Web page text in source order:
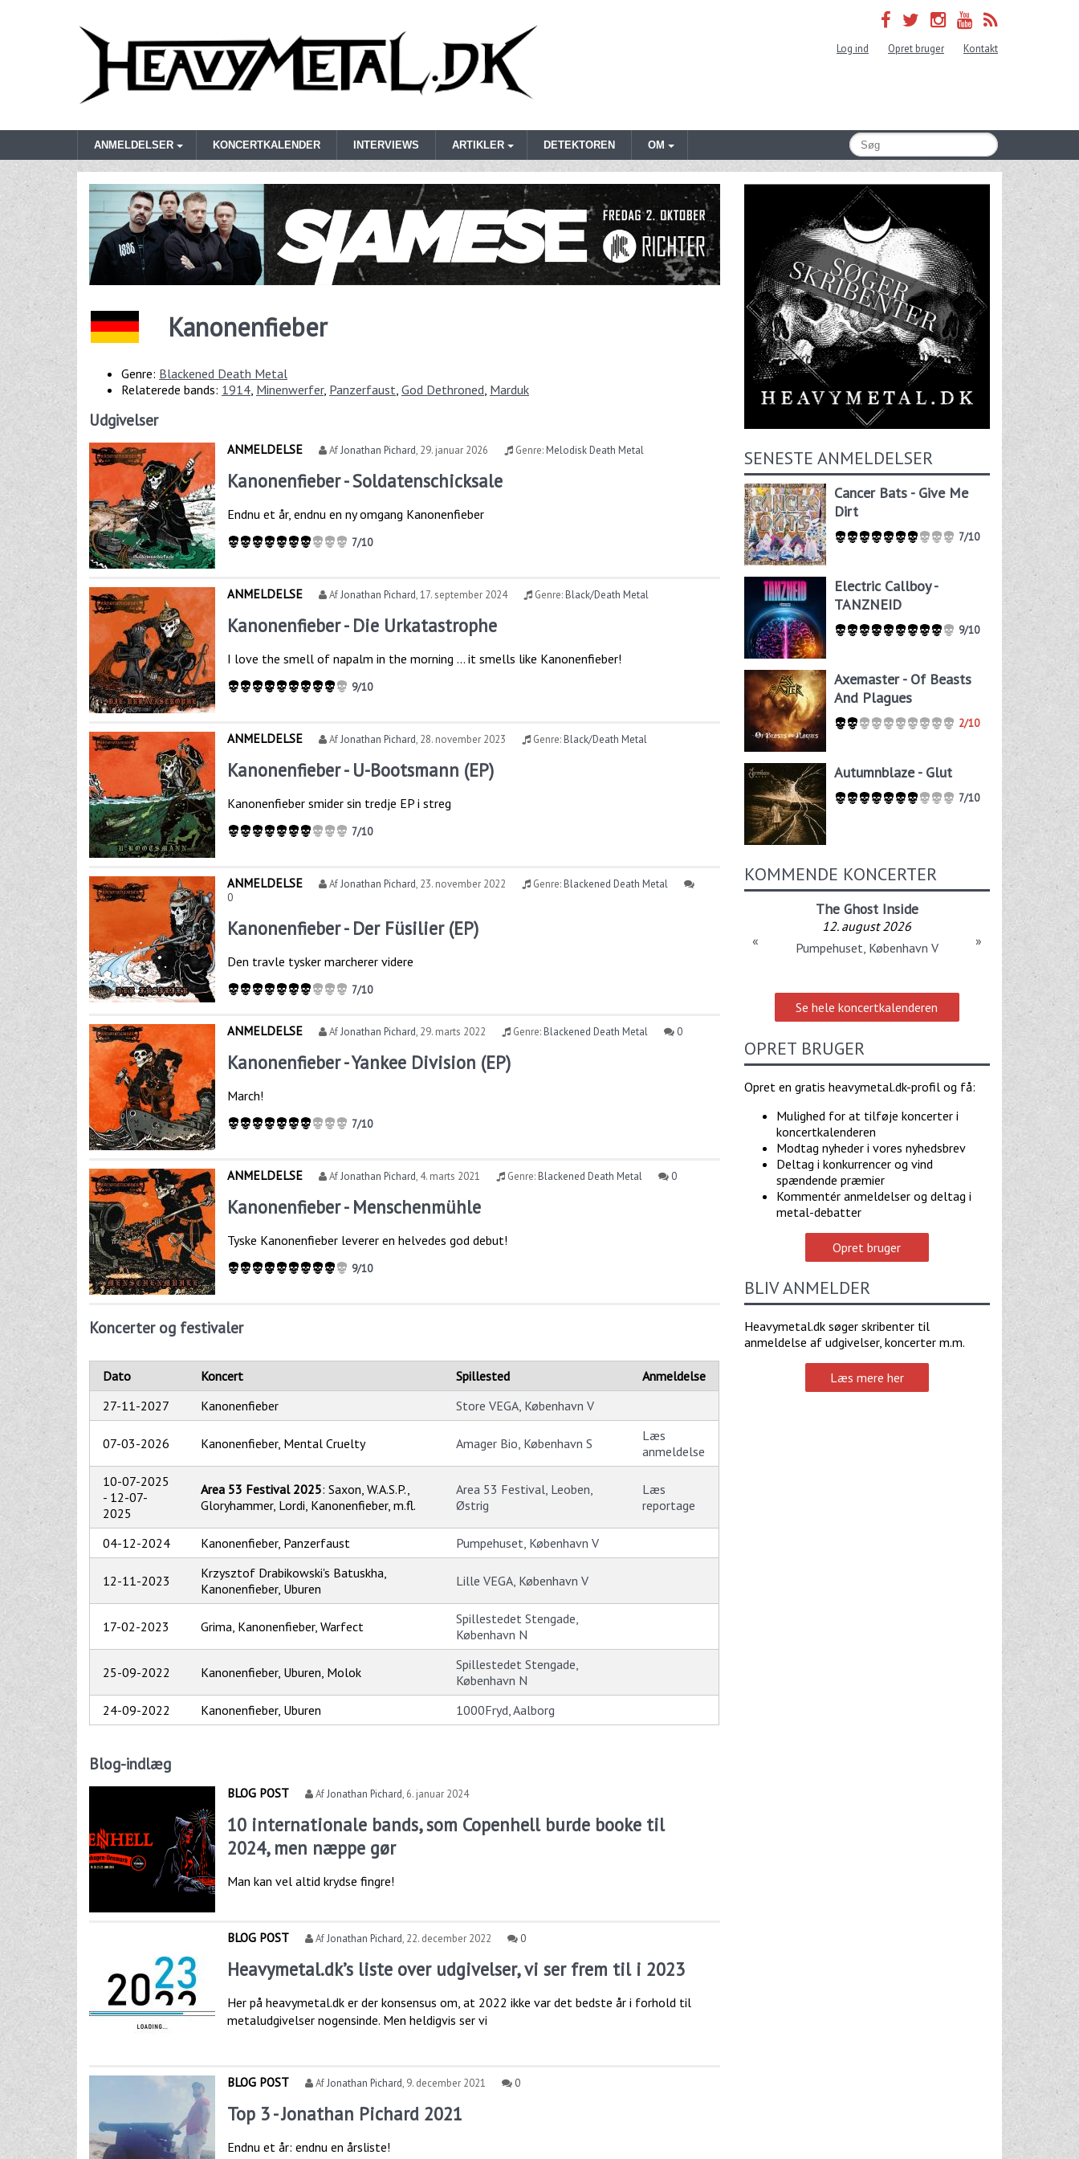
Log ind Opret bruger Kontakt
ANMELDELSER KONCERTKALENDER INTERVIEWS ARTIKLER DETEKTOREN OM
Kanonenfieber
Genre: Blackened Death Metal
Relaterede bands: 1914, Minenwerfer, Panzerfaust, God Dethroned, Marduk
Udgivelser
ANMELDELSE AfJonathan Pichard, 29. januar 2026 Genre:Melodisk Death Metal
Kanonenfieber - Soldatenschicksale
Endnu et år, endnu en ny omgang Kanonenfieber
7/10
ANMELDELSE AfJonathan Pichard,17. september 2024 Genre:Black/Death Metal
Kanonenfieber - Die Urkatastrophe
I love the smell of napalm in the morning … it smells like Kanonenfieber!
9/10
ANMELDELSE AfJonathan Pichard, 28. november 2023 Genre:Black/Death Metal
Kanonenfieber - U​-​Bootsmann (EP)
Kanonenfieber smider sin tredje EP i streg
7/10
ANMELDELSE AfJonathan Pichard, 23. november 2022 Genre:Blackened Death Metal
0
Kanonenfieber - Der Füsilier (EP)
Den travle tysker marcherer videre
7/10
ANMELDELSE AfJonathan Pichard, 29. marts 2022 Genre:Blackened Death Metal 0
Kanonenfieber - Yankee Division (EP)
March!
7/10
ANMELDELSE AfJonathan Pichard, 4. marts 2021 Genre:Blackened Death Metal 0
Kanonenfieber - Menschenmühle
Tyske Kanonenfieber leverer en helvedes god debut!
9/10
Koncerter og festivaler
Dato Koncert Spillested
Anmeldelse
27-11-2027
Kanonenfieber Store VEGA, København V
07-03-2026 Kanonenfieber, Mental Cruelty Amager Bio, København S
Læs
anmeldelse
10-07-2025
- 12-07-
2025
Area 53 Festival 2025: Saxon, W.A.S.P.,
Gloryhammer, Lordi, Kanonenfieber, m.fl.
Area 53 Festival, Leoben,
Østrig
Læs
reportage
04-12-2024 Kanonenfieber, Panzerfaust Pumpehuset, København V
12-11-2023
Krzysztof Drabikowski's Batuskha,
Kanonenfieber, Uburen
Lille VEGA, København V
17-02-2023 Grima, Kanonenfieber, Warfect
Spillestedet Stengade,
København N
25-09-2022 Kanonenfieber, Uburen, Molok
Spillestedet Stengade,
København N
24-09-2022
Kanonenfieber, Uburen 1000Fryd, Aalborg
Blog-indlæg
BLOG POST AfJonathan Pichard, 6. januar 2024
10 internationale bands, som Copenhell burde booke til
2024, men næppe gør
Man kan vel altid krydse fingre!
BLOG POST AfJonathan Pichard, 22. december 2022 0
Heavymetal.dk’s liste over udgivelser, vi ser frem til i 2023
Her på heavymetal.dk er der konsensus om, at 2022 ikke var det bedste år i forhold til
metaludgivelser nogensinde. Men heldigvis ser vi
BLOG POST AfJonathan Pichard, 9. december 2021 0
Top 3 - Jonathan Pichard 2021
Endnu et år: endnu en årsliste!
SENESTE ANMELDELSER
Cancer Bats - Give Me
Dirt
7/10
Electric Callboy -
TANZNEID
9/10
Axemaster - Of Beasts
And Plagues
2/10
Autumnblaze - Glut
7/10
KOMMENDE KONCERTER
The Ghost Inside
12. august 2026
Pumpehuset, København V
« »
Se hele koncertkalenderen
OPRET BRUGER
Opret en gratis heavymetal.dk-profil og få:
Mulighed for at tilføje koncerter i
koncertkalenderen
Modtag nyheder i vores nyhedsbrev
Deltag i konkurrencer og vind
spændende præmier
Kommentér anmeldelser og deltag i
metal-debatter
Opret bruger
BLIV ANMELDER
Heavymetal.dk søger skribenter til
anmeldelse af udgivelser, koncerter m.m.
Læs mere her